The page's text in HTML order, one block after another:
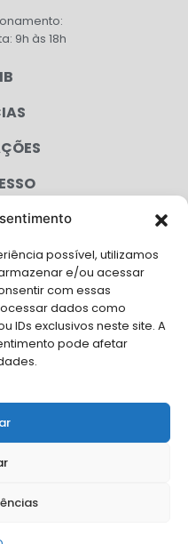
possível, utilizamos
e/ou acessar
com essas
dados como
IDs exclusivos neste site. A
pode afetar
9h às 18h
AMB para o seu evento